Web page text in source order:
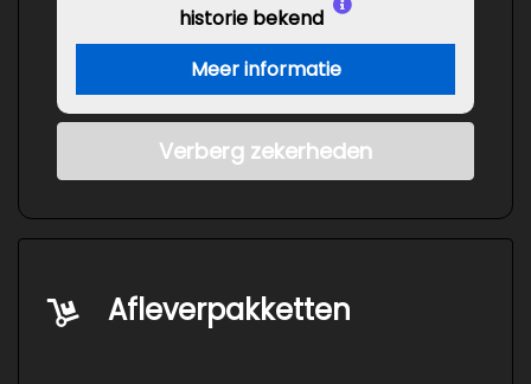
historie bekend
Meer informatie
Verberg zekerheden
Afleverpakketten